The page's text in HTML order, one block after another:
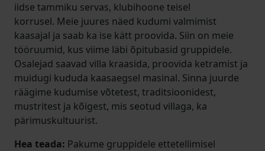
iidse tammiku servas, klubihoone teisel
korrusel. Meie juures näed kudumi valmimist
kaasajal ja saab ka ise kätt proovida. Siin on meie
tööruumid, kus viime läbi õpitubasid gruppidele.
Osalejad saavad villa kraasida, proovida ketramist ja
muidugi kududa kaasaegsel masinal. Sinna juurde
räägime kudumise võtetest, traditsioonidest,
mustritest ja kõigest, mis seotud villaga, ka
pärimuskultuurist.
Hea teada: Pakume gruppidele ettetellimisel